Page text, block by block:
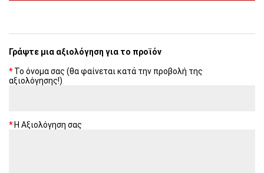
Γράψτε μια αξιολόγηση για το προϊόν
Το όνομα σας (θα φαίνεται κατά την προβολή της
αξιολόγησης!)
Η Αξιολόγηση σας